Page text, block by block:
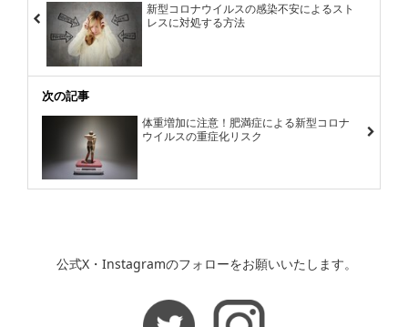
新型コロナウイルスの感染不安によるスト
レスに対処する方法
次の記事
体重増加に注意！肥満症による新型コロナ
ウイルスの重症化リスク
公式X・Instagramのフォローをお願いいたします。